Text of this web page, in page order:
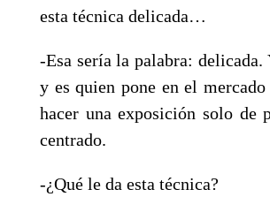
esta técnica delicada…
-Esa sería la palabra:
y es quien pone en el
hacer una exposición solo de
centrado.
-¿Qué le da esta técnica?